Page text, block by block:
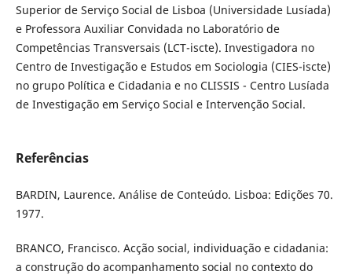
Superior de Serviço Social de Lisboa (Universidade Lusíada)
e Professora Auxiliar Convidada no Laboratório de
Competências Transversais (LCT-iscte). Investigadora no
Centro de Investigação e Estudos em Sociologia (CIES-iscte)
no grupo Política e Cidadania e no CLISSIS - Centro Lusíada
de Investigação em Serviço Social e Intervenção Social.
Referências
BARDIN, Laurence. Análise de Conteúdo. Lisboa: Edições 70.
1977.
BRANCO, Francisco. Acção social, individuação e cidadania:
a construção do acompanhamento social no contexto do